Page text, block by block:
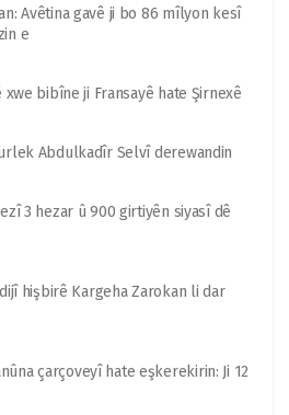
Avêtina gavê ji bo 86 mîlyon kesî
e
xwe bibîne ji Fransayê hate Şirnexê
Abdulkadîr Selvî derewandin
3 hezar û 900 girtiyên siyasî dê
hişbirê Kargeha Zarokan li dar
çarçoveyî hate eşkerekirin: Ji 12